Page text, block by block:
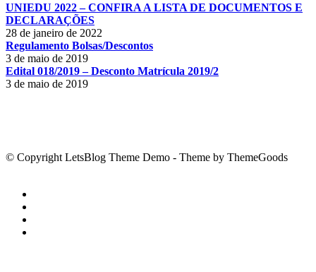
UNIEDU 2022 – CONFIRA A LISTA DE DOCUMENTOS E
DECLARAÇÕES
28 de janeiro de 2022
Regulamento Bolsas/Descontos
3 de maio de 2019
Edital 018/2019 – Desconto Matrícula 2019/2
3 de maio de 2019
© Copyright LetsBlog Theme Demo - Theme by ThemeGoods